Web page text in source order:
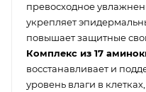
превосходное
укрепляет
повышает защитные
Комплекс из 17
восстанавливает и
уровень влаги в